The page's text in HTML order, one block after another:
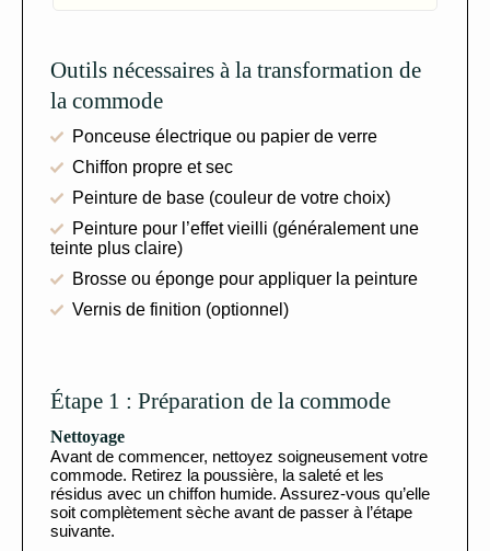
Outils nécessaires à la transformation de
la commode
Ponceuse électrique ou papier de verre
Chiffon propre et sec
Peinture de base (couleur de votre choix)
Peinture pour l’effet vieilli (généralement une
teinte plus claire)
Brosse ou éponge pour appliquer la peinture
Vernis de finition (optionnel)
Étape 1 : Préparation de la commode
Nettoyage
Avant de commencer, nettoyez soigneusement votre
commode. Retirez la poussière, la saleté et les
résidus avec un chiffon humide. Assurez-vous qu’elle
soit complètement sèche avant de passer à l’étape
suivante.